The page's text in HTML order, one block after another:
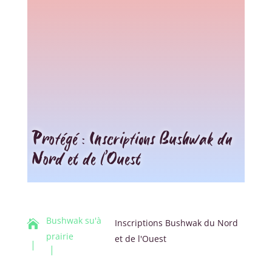
Protégé : Inscriptions Bushwak du
Nord et de l’Ouest

Bushwak su'à
prairie
Inscriptions Bushwak du Nord
et de l'Ouest